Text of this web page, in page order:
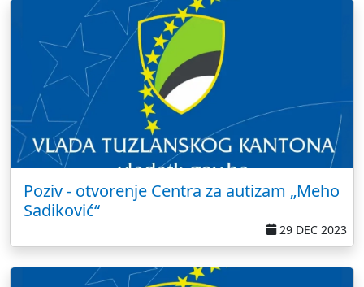
Poziv - otvorenje Centra za autizam „Meho
Sadiković“
29 DEC 2023